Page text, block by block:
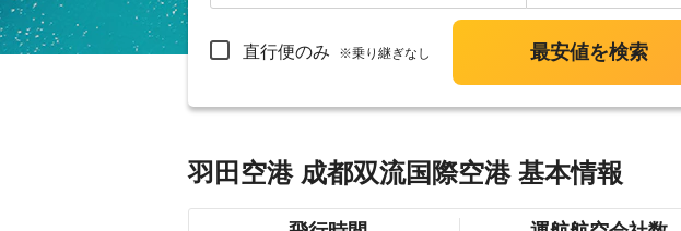
直行便のみ ※乗り継ぎなし 最安値を検索
羽田空港 成都双流国際空港 基本情報